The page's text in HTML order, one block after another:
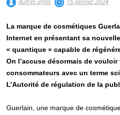
La marque de cosmétiques
Internet en présentant sa
« quantique » capable de
On l’accuse désormais de vouloir
consommateurs avec un terme
L’Autorité de régulation de la
Guerlain, une marque de